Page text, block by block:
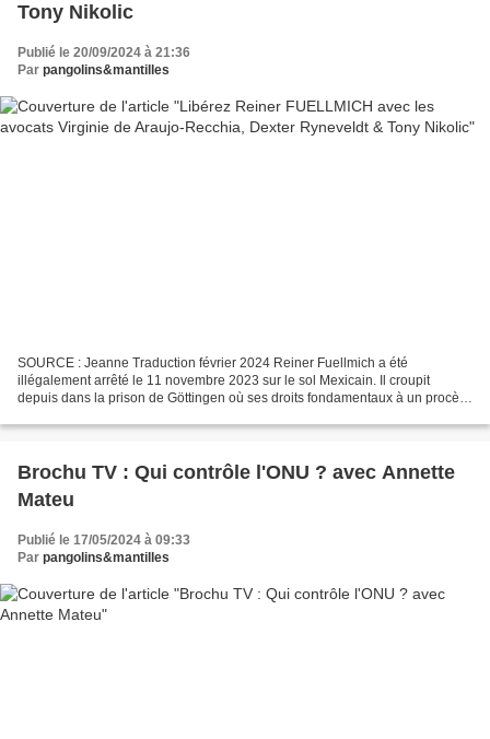
Tony Nikolic
Publié le 20/09/2024 à 21:36
Par pangolins&mantilles
SOURCE : Jeanne Traduction février 2024 Reiner Fuellmich a été
illégalement arrêté le 11 novembre 2023 sur le sol Mexicain. Il croupit
depuis dans la prison de Göttingen où ses droits fondamentaux à un procès
Brochu TV : Qui contrôle l'ONU ? avec Annette
Mateu
Publié le 17/05/2024 à 09:33
Par pangolins&mantilles